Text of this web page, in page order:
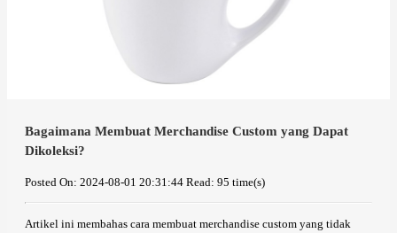
Bagaimana Membuat Merchandise Custom yang Dapat
Dikoleksi?
Posted On: 2024-08-01 20:31:44 Read: 95 time(s)
Artikel ini membahas cara membuat merchandise custom yang tidak